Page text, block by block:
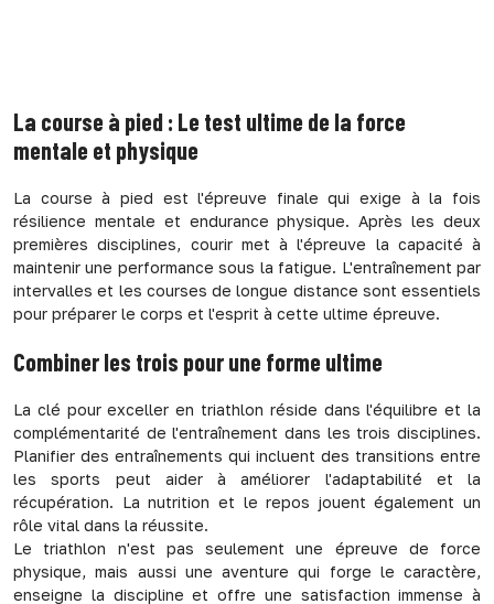
La course à pied : Le test ultime de la force
mentale et physique
La course à pied est l'épreuve finale qui exige à la fois
résilience mentale et endurance physique. Après les deux
premières disciplines, courir met à l'épreuve la capacité à
maintenir une performance sous la fatigue. L'entraînement par
intervalles et les courses de longue distance sont essentiels
pour préparer le corps et l'esprit à cette ultime épreuve.
Combiner les trois pour une forme ultime
La clé pour exceller en triathlon réside dans l'équilibre et la
complémentarité de l'entraînement dans les trois disciplines.
Planifier des entraînements qui incluent des transitions entre
les sports peut aider à améliorer l'adaptabilité et la
récupération. La nutrition et le repos jouent également un
rôle vital dans la réussite.
Le triathlon n'est pas seulement une épreuve de force
physique, mais aussi une aventure qui forge le caractère,
enseigne la discipline et offre une satisfaction immense à